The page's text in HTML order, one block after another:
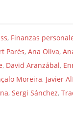
, Finanzas
Parés,Ana Oliva,
, David Aranzábal,
Moreira, Javier
,Sergi Sánchez,